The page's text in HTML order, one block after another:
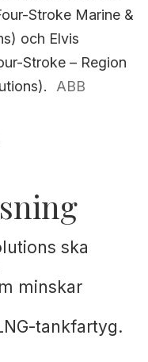
Stroke Marine &
och Elvis
Stroke – Region
ABB
ska
minskar
tankfartyg.